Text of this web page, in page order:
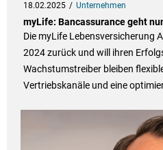
18.02.2025 Unternehmen
myLife: Bancassurance geht
Die myLife Lebensversicherung
2024 zurück und will ihren
Wachstumstreiber bleiben
Vertriebskanäle und eine